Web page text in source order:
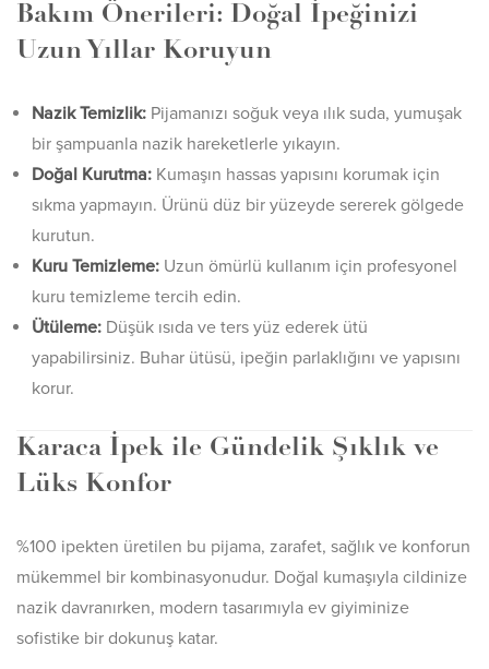
Bakım Önerileri: Doğal İpeğinizi
Uzun Yıllar Koruyun
Nazik Temizlik: Pijamanızı soğuk veya ılık suda, yumuşak
bir şampuanla nazik hareketlerle yıkayın.
Doğal Kurutma: Kumaşın hassas yapısını korumak için
sıkma yapmayın. Ürünü düz bir yüzeyde sererek gölgede
kurutun.
Kuru Temizleme: Uzun ömürlü kullanım için profesyonel
kuru temizleme tercih edin.
Ütüleme: Düşük ısıda ve ters yüz ederek ütü
yapabilirsiniz. Buhar ütüsü, ipeğin parlaklığını ve yapısını
korur.
Karaca İpek ile Gündelik Şıklık ve
Lüks Konfor
%100 ipekten üretilen bu pijama, zarafet, sağlık ve konforun
mükemmel bir kombinasyonudur. Doğal kumaşıyla cildinize
nazik davranırken, modern tasarımıyla ev giyiminize
sofistike bir dokunuş katar.